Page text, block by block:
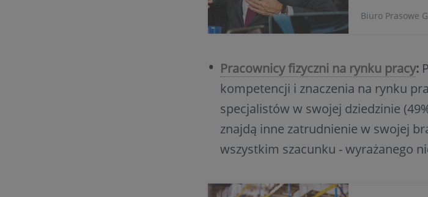
Biuro Prasowe
Pracownicy fizyczni na rynku pracy:
kompetencji i znaczenia na rynku
specjalistów w swojej dziedzinie
znajdą inne zatrudnienie w swojej
wszystkim szacunku - wyrażanego